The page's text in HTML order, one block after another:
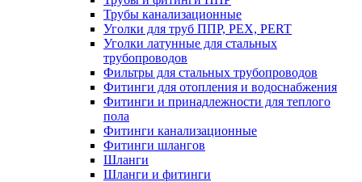
Трубы канализационные
Уголки для труб ППР, PEX, PERT
Уголки латунные для стальных
трубопроводов
Фильтры для стальных трубопроводов
Фитинги для отопления и водоснабжения
Фитинги и принадлежности для теплого
пола
Фитинги канализационные
Фитинги шлангов
Шланги
Шланги и фитинги